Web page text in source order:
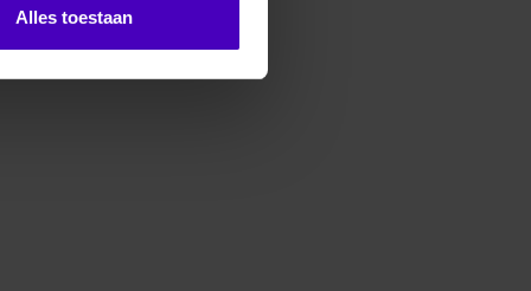
Alles toestaan